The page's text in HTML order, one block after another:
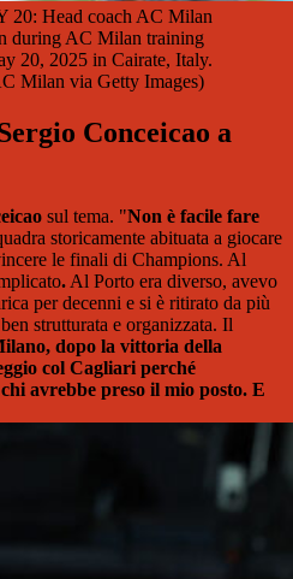
Head coach AC Milan
during AC Milan training
20, 2025 in Cairate, Italy.
Milan via Getty Images)
Conceicao a
sul tema. "Non è facile fare
storicamente abituata a giocare
le finali di Champions. Al
. Al Porto era diverso, avevo
per decenni e si è ritirato da più
strutturata e organizzata. Il
dopo la vittoria della
col Cagliari perché
avrebbe preso il mio posto. E